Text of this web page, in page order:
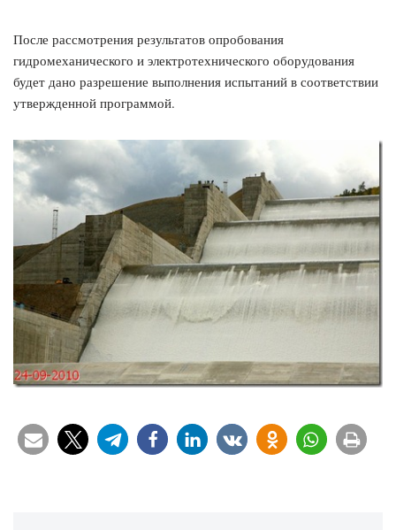
После рассмотрения результатов опробования
гидромеханического и электротехнического оборудования
будет дано разрешение выполнения испытаний в соответствии
утвержденной программой.